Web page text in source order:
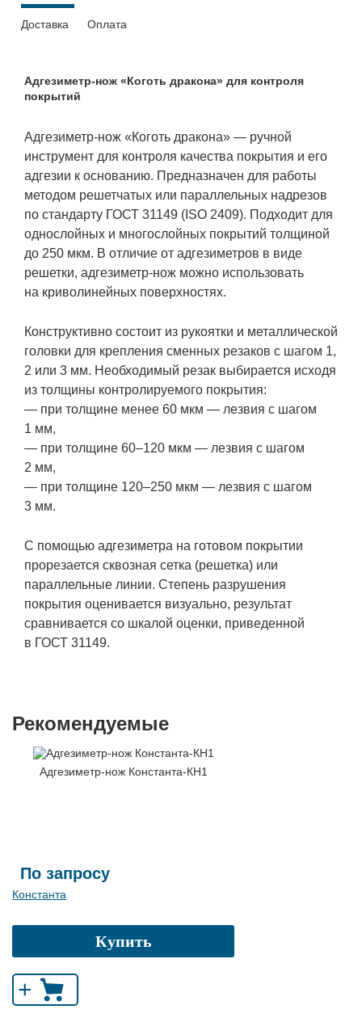
Доставка Оплата
Адгезиметр-нож «Коготь дракона» для контроля
покрытий
Адгезиметр-нож «Коготь дракона» — ручной
инструмент для контроля качества покрытия и его
адгезии к основанию. Предназначен для работы
методом решетчатых или параллельных надрезов
по стандарту ГОСТ 31149 (ISO 2409). Подходит для
однослойных и многослойных покрытий толщиной
до 250 мкм. В отличие от адгезиметров в виде
решетки, адгезиметр-нож можно использовать
на криволинейных поверхностях.
Конструктивно состоит из рукоятки и металлической
головки для крепления сменных резаков с шагом 1,
2 или 3 мм. Необходимый резак выбирается исходя
из толщины контролируемого покрытия:
— при толщине менее 60 мкм — лезвия с шагом
1 мм,
— при толщине 60–120 мкм — лезвия с шагом
2 мм,
— при толщине 120–250 мкм — лезвия с шагом
3 мм.
С помощью адгезиметра на готовом покрытии
прорезается сквозная сетка (решетка) или
параллельные линии. Степень разрушения
покрытия оценивается визуально, результат
сравнивается со шкалой оценки, приведенной
в ГОСТ 31149.
Рекомендуемые
Адгезиметр-нож Константа-КН1
По запросу
Константа
Купить
+